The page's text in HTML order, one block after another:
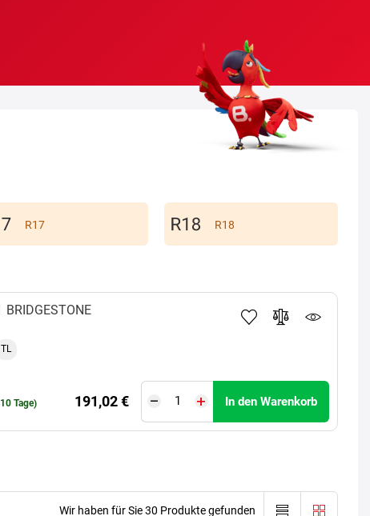
R17 R18
BRIDGESTONE
TL
191,02 €
Tage) In den Warenkorb
Wir haben für Sie 30 Produkte gefunden